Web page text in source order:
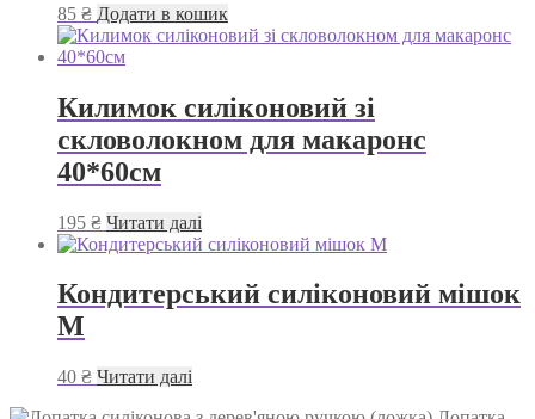
85 ₴ Додати в кошик
Килимок силіконовий зі
скловолокном для макаронс
40*60см
195 ₴ Читати далі
Кондитерський силіконовий мішок
М
40 ₴ Читати далі